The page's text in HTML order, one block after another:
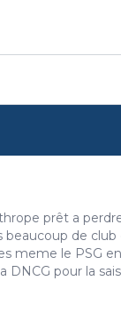
prêt a
beaucoup de club
meme le PSG en
DNCG pour la